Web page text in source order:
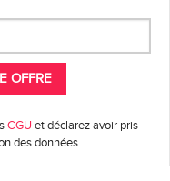
CGU et déclarez avoir pris
des données.